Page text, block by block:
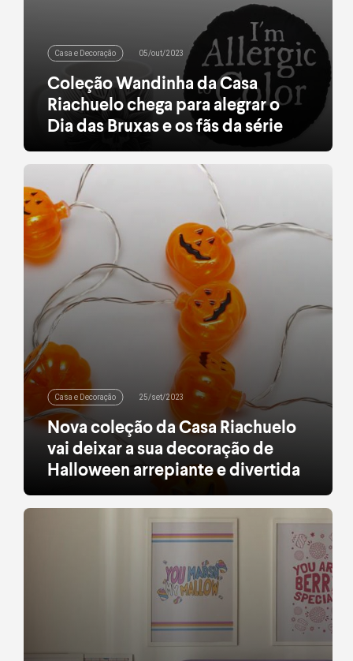
Casa e Decoração 05/out/2023
Coleção Wandinha da Casa
Riachuelo chega para alegrar o
Dia das Bruxas e os fãs da série
São diversos itens para decorar e deixar a casa
dentro da temática de Halloween
leia mais
Casa e Decoração 25/set/2023
Nova coleção da Casa Riachuelo
vai deixar a sua decoração de
Halloween arrepiante e divertida
Coleção conta com diversos itens para você entrar
no clima do Dia das Bruxas